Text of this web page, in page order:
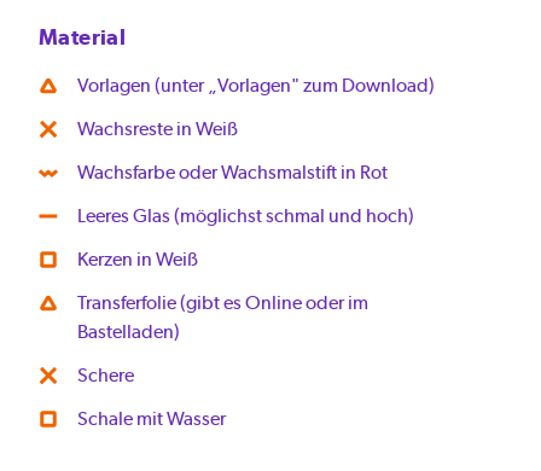
Material
Vorlagen (unter „Vorlagen" zum Download)
Wachsreste in Weiß
Wachsfarbe oder Wachsmalstift in Rot
Leeres Glas (möglichst schmal und hoch)
Kerzen in Weiß
Transferfolie (gibt es Online oder im
Bastelladen)
Schere
Schale mit Wasser